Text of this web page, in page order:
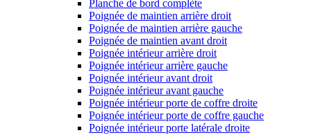
Planche de bord complète
Poignée de maintien arrière droit
Poignée de maintien arrière gauche
Poignée de maintien avant droit
Poignée intérieur arrière droit
Poignée intérieur arrière gauche
Poignée intérieur avant droit
Poignée intérieur avant gauche
Poignée intérieur porte de coffre droite
Poignée intérieur porte de coffre gauche
Poignée intérieur porte latérale droite